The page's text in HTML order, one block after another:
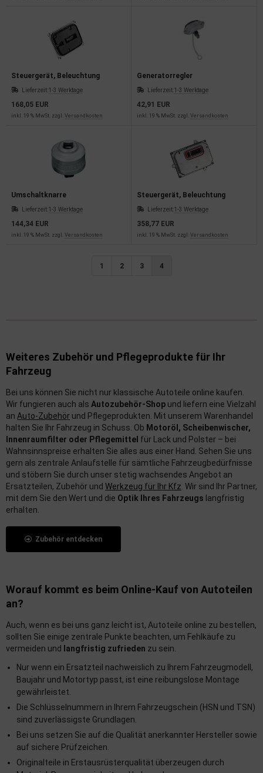
Steuergerät, Beleuchtung
Lieferzeit:1-3 Werktage
168,05 EUR
inkl. 19 % MwSt. zzgl. Versandkosten
Generatorregler
Lieferzeit:1-3 Werktage
42,91 EUR
inkl. 19 % MwSt. zzgl. Versandkosten
Umschaltknarre
Lieferzeit:1-3 Werktage
144,34 EUR
inkl. 19 % MwSt. zzgl. Versandkosten
Steuergerät, Beleuchtung
Lieferzeit:1-3 Werktage
358,77 EUR
inkl. 19 % MwSt. zzgl. Versandkosten
1 2 3 4
Weiteres Zubehör und Pflegeprodukte für Ihr
Fahrzeug
Bei uns können Sie nicht nur klassische Autoteile online kaufen.
Wir fungieren auch als Autozubehör-Shop und liefern eine Vielzahl
an Auto-Zubehör und Pflegeprodukten. Mit unserem Warenhandel
halten Sie Ihr Fahrzeug in Schuss. Ob Motoröl, Scheibenwischer,
Innenraumfilter oder Pflegemittel für Lack und Polster – bei
Wahnsinnspreise erhalten Sie alles aus einer Hand. Sehen Sie uns
gern als zentrale Anlaufstelle für sämtliche Fahrzeugbedürfnisse
und stöbern Sie durch unser stetig wachsendes Angebot an
Ersatzteilen, Zubehör und Werkzeug für Ihr Kfz . Wir sind Ihr Partner,
mit dem Sie den Wert und die Optik Ihres Fahrzeugs langfristig
erhalten.
Zubehör entdecken
Worauf kommt es beim Online-Kauf von Autoteilen
an?
Auch, wenn es bei uns ganz leicht ist, Autoteile online zu bestellen,
sollten Sie einige zentrale Punkte beachten, um Fehlkäufe zu
vermeiden und
langfristig zufrieden zu sein.
Nur wenn ein Ersatzteil nachweislich zu Ihrem Fahrzeugmodell,
Baujahr und Motortyp passt, ist eine reibungslose Montage
gewährleistet.
Die Schlüsselnummern in Ihrem Fahrzeugschein (HSN und TSN)
sind zuverlässigste Grundlagen.
Bei uns setzen Sie auf die Qualität anerkannter Hersteller sowie
auf sichere Prüfzeichen.
Originalteile in Erstausrüsterqualität überzeugen durch
Glühanlage